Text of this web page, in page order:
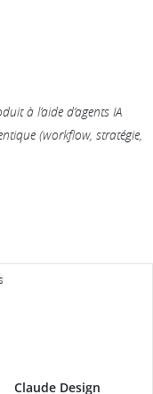
à l’aide d’agents IA
(workflow, stratégie,
Claude Design